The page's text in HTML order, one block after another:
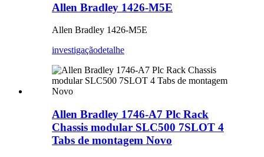
Allen Bradley 1426-M5E
Allen Bradley 1426-M5E
investigaçãodetalhe
Allen Bradley 1746-A7 Plc Rack
Chassis modular SLC500 7SLOT 4
Tabs de montagem Novo